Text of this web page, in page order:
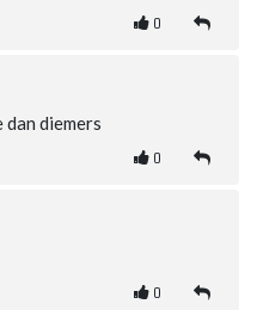
0
diemers
0
0